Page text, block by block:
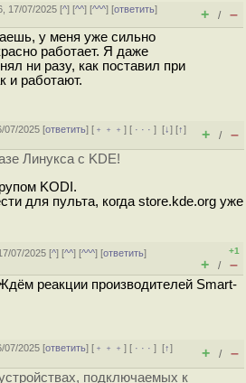
17/07/2025 [^] [^^] [^^^] [ответить]
+ / –
у меня уже сильно
работает. Я даже
ни разу, как поставил при
и работают.
07/2025 [ответить] [ ﹢﹢﹢] [ · · ·][↓] [↑]
+ / –
Линукса с KDE!
KODI.
для пульта, когда store.kde.org уже
07/2025 [^] [^^] [^^^] [ответить]
+1
+ / –
реакции производителей Smart-
07/2025 [ответить] [ ﹢﹢﹢] [ · · ·][↑]
+ / –
подключаемых к